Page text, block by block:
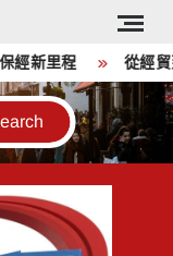
新里程 從經貿到